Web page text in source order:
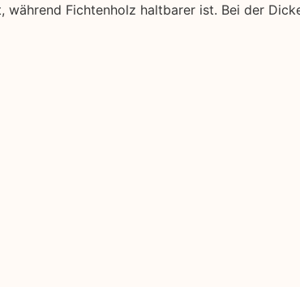
Fichtenholz haltbarer ist. Bei der